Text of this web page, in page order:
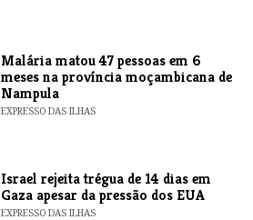
​Malária matou 47 pessoas em 6
meses na província moçambicana de
Nampula
EXPRESSO DAS ILHAS
​Israel rejeita trégua de 14 dias em
Gaza apesar da pressão dos EUA
EXPRESSO DAS ILHAS